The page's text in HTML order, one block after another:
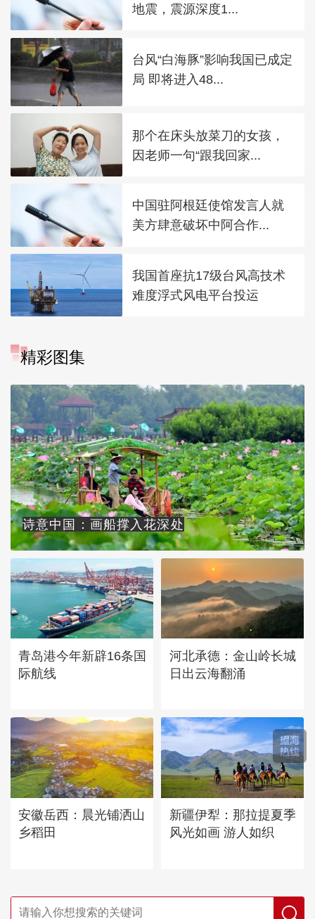
地震，震源深度1...
台风“白海豚”影响我国已成定
局 即将进入48...
那个在床头放菜刀的女孩，
因老师一句“跟我回家...
中国驻阿根廷使馆发言人就
美方肆意破坏中阿合作...
我国首座抗17级台风高技术
难度浮式风电平台投运
精彩图集
诗意中国：画船撑入花深处
青岛港今年新辟16条国
际航线
河北承德：金山岭长城
日出云海翻涌
安徽岳西：晨光铺洒山
乡稻田
新疆伊犁：那拉提夏季
风光如画 游人如织